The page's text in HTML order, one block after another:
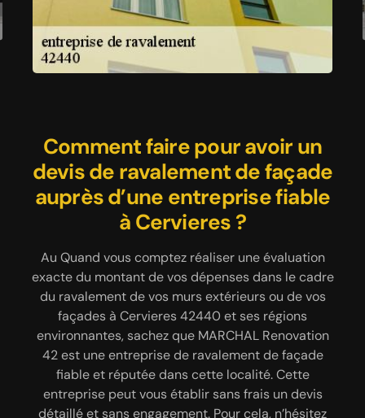
Comment faire pour avoir un
devis de ravalement de façade
auprès d’une entreprise fiable
à Cervieres ?
Au Quand vous comptez réaliser une évaluation
exacte du montant de vos dépenses dans le cadre
du ravalement de vos murs extérieurs ou de vos
façades à Cervieres 42440 et ses régions
environnantes, sachez que MARCHAL Renovation
42 est une entreprise de ravalement de façade
fiable et réputée dans cette localité. Cette
entreprise peut vous établir sans frais un devis
détaillé et sans engagement. Pour cela, n’hésitez
MARCHAL Renovation 42 offre
un devis de ravalement à
{volle}
Peu importe vos travaux liés au ravalement de
façade, que vous soyez un particulier ou un
professionnel, sachez que l’entreprise MARCHAL
Renovation 42 peut vous accompagner. Elle offre
des services selon les règles de l’art et avec des
prix convenable au budget de chaque type de
client. Pour bien préparer votre budget, elle peut
vous établir un devis gratuit. Pour en avoir, il suffit
juste que vous remplissiez le formulaire de
demande de devis se trouvant sur son site web ou
Une prestation de ravalement
de façade qui vous est offert à
Cervieres
Il est nécessaire de savoir que le ravalement de
façade est une opération qui consiste à nettoyer
des murs extérieurs et c’est aussi une réparation
de ceux-ci et à l’application d’une nouvelle
peinture. Sachez que le ravalement de façade
permet de redonner une nouvelle apparence à vos
structures, lesquelles ont été exposées aux aléas
climatiques. Pour tous travaux de ce genre à
Cervieres 42440 et ses régions environnantes,
n’hésitez pas à faire appel à MARCHAL Renovation